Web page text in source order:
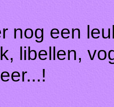
nog een
libellen,